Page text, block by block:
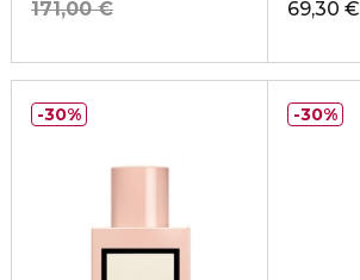
171,00 €
69,30 €
30% 30%